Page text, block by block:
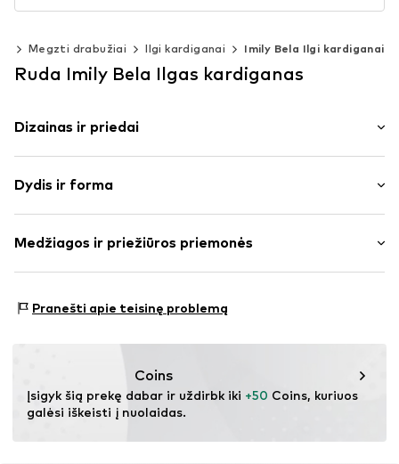
Megzti drabužiai Ilgi kardiganai Imily Bela Ilgi kardiganai
Ruda Imily Bela Ilgas kardiganas
Dizainas ir priedai
Megzti drabužiai
V formos iškirptė
Kraštas su sagomis
Prekės Nr. IBE0380001000001
Dydis ir forma
Ilgis: Ilgas modelis
Pritaikomumas: Įprastas prigludimas
Dydžių lentelė
Medžiagos ir priežiūros priemonės
Poliesteris – PES, 3% Elastanas
Pranešti apie teisinę problemą
Coins
Įsigyk šią prekę dabar ir uždirbk iki +50 Coins, kuriuos
galėsi iškeisti į nuolaidas.